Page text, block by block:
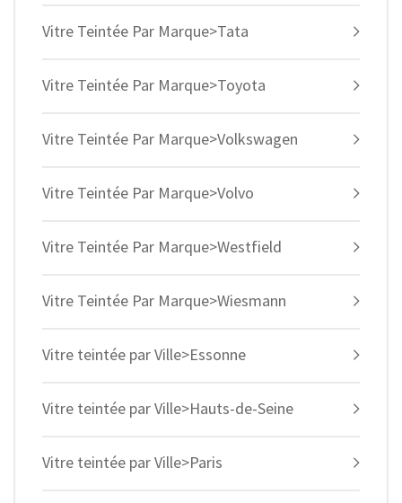
Vitre Teintée Par Marque>Tata
Vitre Teintée Par Marque>Toyota
Vitre Teintée Par Marque>Volkswagen
Vitre Teintée Par Marque>Volvo
Vitre Teintée Par Marque>Westfield
Vitre Teintée Par Marque>Wiesmann
Vitre teintée par Ville>Essonne
Vitre teintée par Ville>Hauts-de-Seine
Vitre teintée par Ville>Paris